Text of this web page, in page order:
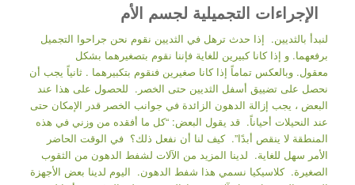
الإجراءات التجميلية لجسم الأم
لنبدأ بالثديين. إذا حدث ترهل في الثديين نقوم نحن جراحوا التجميل
برفعهما. و إذا كانا كبيرين للغاية فإننا نقوم بتصغيرهما بشكل
معقول. وبالعكس تماماً إذا كانا صغيرين فنقوم بتكبيرهما . ثانياً يجب أن
نحصل على تضييق أسفل الثديين حتى الخصر. للحصول على هذا عند
البعض ، يجب إزالة الدهون الزائدة في جوانب الخصر قدر الإمكان حتى
عند النحيلات أحياناً. قد يقول البعض: “كل ما أفقده من وزني في هذه
المنطقة لا ينقص أبدًا”. كيف لنا أن نفعل ذلك؟ في الوقت الحاضر
الأمر سهل للغاية. لدينا المزيد من الآلات لشفط الدهون من الثقوب
الصغيرة. كلاسيكيا نسمي هذا شفط الدهون. اليوم لدينا بعض الأجهزة